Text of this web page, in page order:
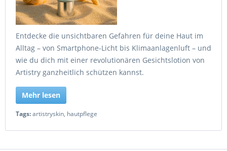
Entdecke die unsichtbaren Gefahren für deine Haut im
Alltag – von Smartphone-Licht bis Klimaanlagenluft – und
wie du dich mit einer revolutionären Gesichtslotion von
Artistry ganzheitlich schützen kannst.
Mehr lesen
Tags:artistryskin, hautpflege